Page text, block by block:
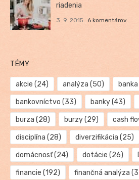
riadenia
3. 9. 2015 6 komentárov
TÉMY
akcie (24) analýza (50) banka
bankovníctvo (33) banky(43)
burza (28) burzy(29) cash
disciplína (28) diverzifikácia (25)
domácnosť(24) dotácie (26)
financie (192) finančná analýza